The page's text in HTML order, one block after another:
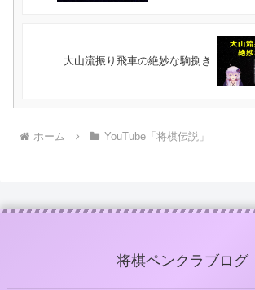
大山流振り飛車の絶妙な駒捌き
ホーム YouTube「将棋伝説」
将棋ペンクラブログ